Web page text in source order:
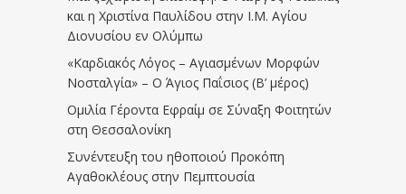
και η Χριστίνα Παυλίδου στην Ι.Μ. Αγίου
Διονυσίου εν Ολύμπω
«Καρδιακός Λόγος – Αγιασμένων Μορφών
Νοσταλγία» – Ο Άγιος Παΐσιος (Β’ μέρος)
Ομιλία Γέροντα Εφραίμ σε Σύναξη Φοιτητών
στη Θεσσαλονίκη
Συνέντευξη του ηθοποιού Προκόπη
Αγαθοκλέους στην Πεμπτουσία